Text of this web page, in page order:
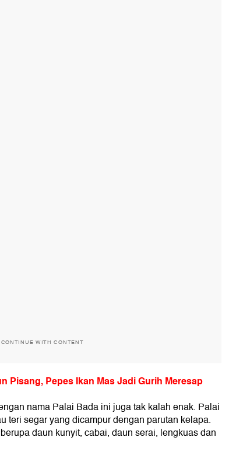
WITH CONTENT
Pisang, Pepes Ikan Mas Jadi Gurih Meresap
nama Palai Bada ini juga tak kalah enak. Palai
teri segar yang dicampur dengan parutan kelapa.
daun kunyit, cabai, daun serai, lengkuas dan